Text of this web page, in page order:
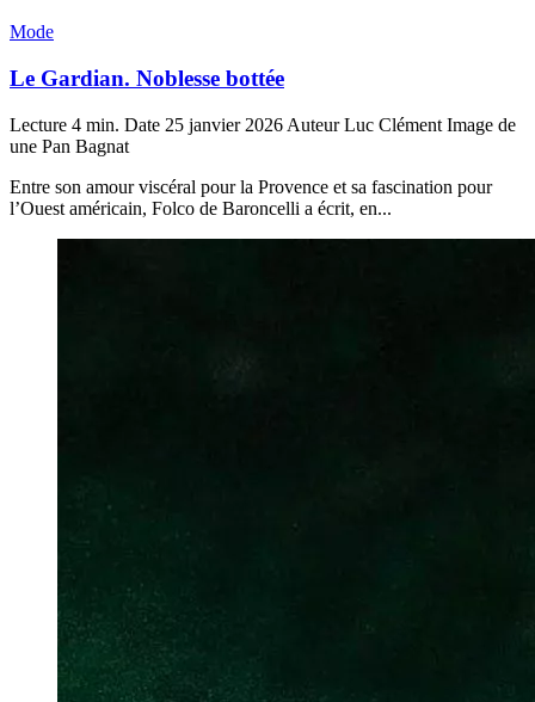
Mode
Le Gardian. Noblesse bottée
Lecture 4 min. Date 25 janvier 2026 Auteur Luc Clément Image de
une Pan Bagnat
Entre son amour viscéral pour la Provence et sa fascination pour
l’Ouest américain, Folco de Baroncelli a écrit, en...